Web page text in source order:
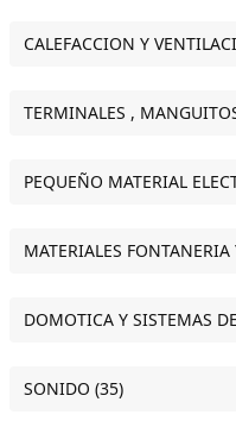
CALEFACCION Y
TERMINALES ,
PEQUEÑO MATERIAL
MATERIALES
DOMOTICA Y SISTEMAS
SONIDO (35)